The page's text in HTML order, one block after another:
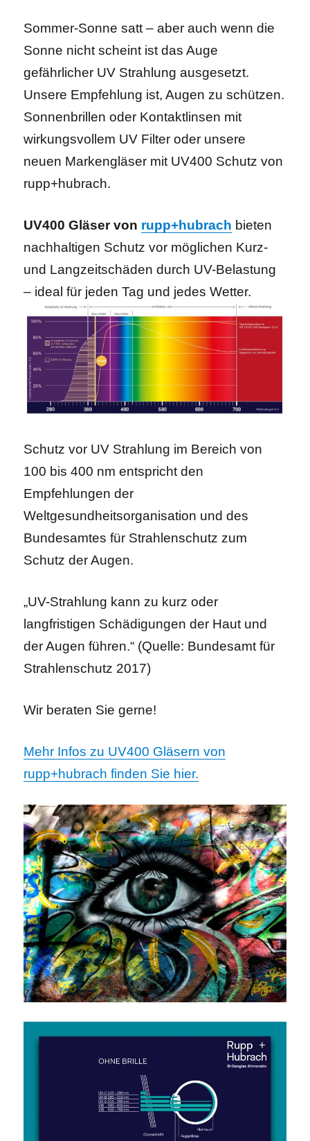
Sommer-Sonne satt – aber auch wenn die
Sonne nicht scheint ist das Auge
gefährlicher UV Strahlung ausgesetzt.
Unsere Empfehlung ist, Augen zu schützen.
Sonnenbrillen oder Kontaktlinsen mit
wirkungsvollem UV Filter oder unsere
neuen Markengläser mit UV400 Schutz von
rupp+hubrach.
UV400 Gläser von rupp+hubrach bieten
nachhaltigen Schutz vor möglichen Kurz-
und Langzeitschäden durch UV-Belastung
– ideal für jeden Tag und jedes Wetter.
Schutz vor UV Strahlung im Bereich von
100 bis 400 nm entspricht den
Empfehlungen der
Weltgesundheitsorganisation und des
Bundesamtes für Strahlenschutz zum
Schutz der Augen.
„UV-Strahlung kann zu kurz oder
langfristigen Schädigungen der Haut und
der Augen führen.“ (Quelle: Bundesamt für
Strahlenschutz 2017)
Wir beraten Sie gerne!
Mehr Infos zu UV400 Gläsern von
rupp+hubrach finden Sie hier.